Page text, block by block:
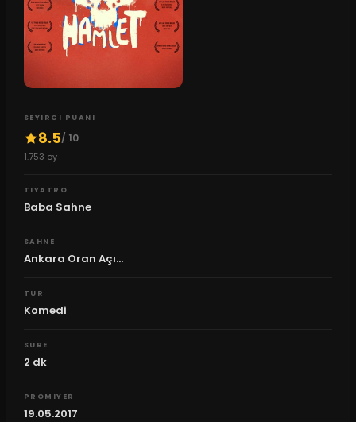
SEYIRCI PUANI
8.5/ 10
1.753 oy
TIYATRO
Baba Sahne
SAHNE
Ankara Oran Açı...
TUR
Komedi
SURE
2 dk
PROMIYER
19.05.2017